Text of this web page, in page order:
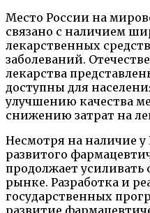
Место России на
связано с наличием
лекарственных
заболеваний.
лекарства
доступны для
улучшению качества
снижению затрат на
Несмотря на наличие у
развитого
продолжает
рынке. Разработка и
государственных
развитие